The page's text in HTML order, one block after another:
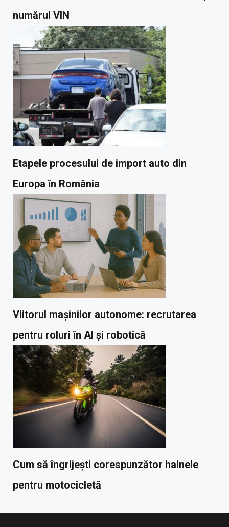
numărul VIN
Etapele procesului de import auto din
Europa în România
Viitorul mașinilor autonome: recrutarea
pentru roluri în AI și robotică
Cum să îngrijești corespunzător hainele
pentru motocicletă